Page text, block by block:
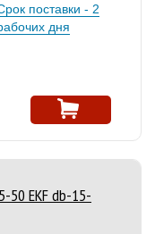
поставки - 2
дня
50 EKF db-15-